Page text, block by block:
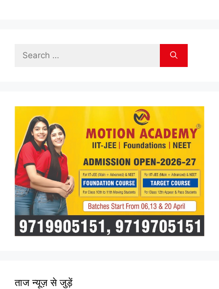
Search
ताज न्यूज़ से जुड़ें